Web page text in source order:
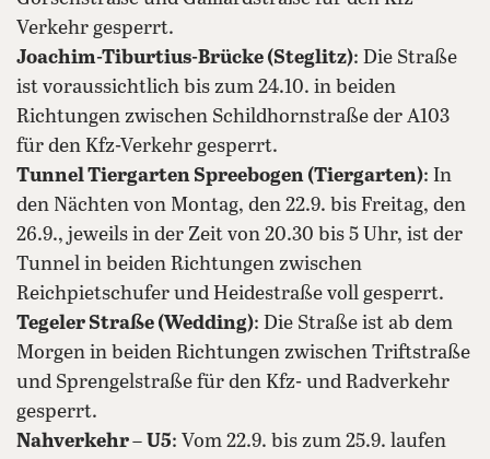
Verkehr gesperrt.
Joachim-Tiburtius-Brücke (Steglitz): Die Straße
ist voraussichtlich bis zum 24.10. in beiden
Richtungen zwischen Schildhornstraße der A103
für den Kfz-Verkehr gesperrt.
Tunnel Tiergarten Spreebogen (Tiergarten): In
den Nächten von Montag, den 22.9. bis Freitag, den
26.9., jeweils in der Zeit von 20.30 bis 5 Uhr, ist der
Tunnel in beiden Richtungen zwischen
Reichpietschufer und Heidestraße voll gesperrt.
Tegeler Straße (Wedding): Die Straße ist ab dem
Morgen in beiden Richtungen zwischen Triftstraße
und Sprengelstraße für den Kfz- und Radverkehr
gesperrt.
Nahverkehr– U5: Vom 22.9. bis zum 25.9. laufen